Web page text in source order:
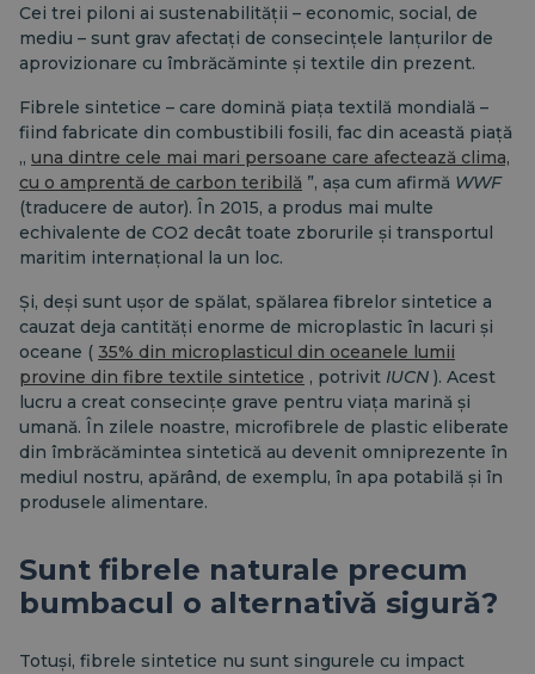
Cei trei piloni ai sustenabilității – economic, social, de
mediu – sunt grav afectați de consecințele lanțurilor de
aprovizionare cu îmbrăcăminte și textile din prezent.
Fibrele sintetice – care domină piața textilă mondială –
fiind fabricate din combustibili fosili, fac din această piață
„ una dintre cele mai mari persoane care afectează clima,
cu o amprentă de carbon teribilă ”, așa cum afirmă WWF
(traducere de autor). În 2015, a produs mai multe
echivalente de CO2 decât toate zborurile și transportul
maritim internațional la un loc.
Și, deși sunt ușor de spălat, spălarea fibrelor sintetice a
cauzat deja cantități enorme de microplastic în lacuri și
oceane ( 35% din microplasticul din oceanele lumii
provine din fibre textile sintetice , potrivit IUCN ). Acest
lucru a creat consecințe grave pentru viața marină și
umană. În zilele noastre, microfibrele de plastic eliberate
din îmbrăcămintea sintetică au devenit omniprezente în
mediul nostru, apărând, de exemplu, în apa potabilă și în
produsele alimentare.
Sunt fibrele naturale precum
bumbacul o alternativă sigură?
Totuși, fibrele sintetice nu sunt singurele cu impact